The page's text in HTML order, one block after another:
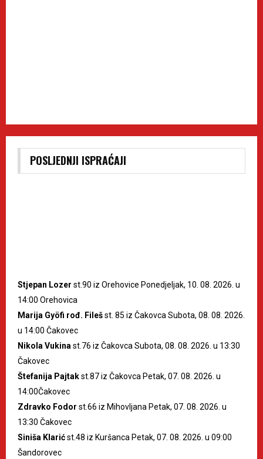
POSLJEDNJI ISPRAĆAJI
Stjepan Lozer st.90 iz Orehovice Ponedjeljak, 10. 08. 2026. u
14:00 Orehovica
Marija Gyöfi rođ. Filešst. 85 iz Čakovca Subota, 08. 08. 2026.
u 14:00 Čakovec
Nikola Vukinast.76 iz Čakovca Subota, 08. 08. 2026. u 13:30
Čakovec
Štefanija Pajtakst.87 iz Čakovca Petak, 07. 08. 2026. u
14:00Čakovec
Zdravko Fodor st.66 iz Mihovljana Petak, 07. 08. 2026. u
13:30 Čakovec
Siniša Klarićst.48 iz Kuršanca Petak, 07. 08. 2026. u 09:00
Šandorovec